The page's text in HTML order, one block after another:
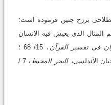
برزخ چنین فرموده است:
المثال الذى یعیش فیه الانسان
فى تفسیر القرآن
، 15/ 68 ؛
البحر المحیط
، 7 /